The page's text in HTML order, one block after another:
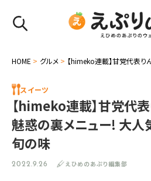
HOME > グルメ > 【himeko連載】甘党代表
スイーツ
【himeko連載】甘党代
魅惑の裏メニュー! 大人
旬の味
2022.9.26 えひめのあぷり編集部